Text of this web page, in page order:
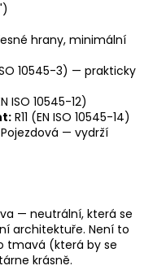
hrany, minimální
ISO 10545-3) — prakticky
ISO 10545-12)
R11 (EN ISO 10545-14)
Pojezdová — vydrží
— neutrální, která se
architektuře. Není to
tmavá (která by se
krásně.